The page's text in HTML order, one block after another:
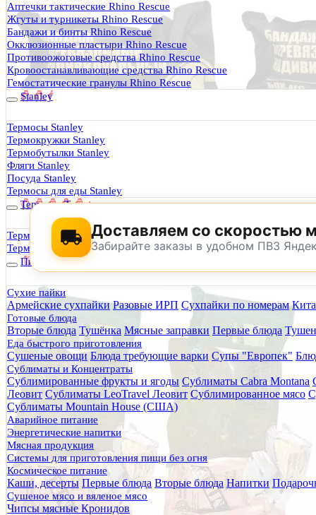
Аптечки тактические Rhino Rescue
Жгуты и турникеты Rhino Rescue
Бандажи и бинты Rhino Rescue
Окклюзионные пластыри Rhino Rescue
Противоожоговые средства Rhino Rescue
Кровоостанавливающие средства Rhino Rescue
Гемостатические гранулы Rhino Rescue
Stanley
Термосы Stanley
Термокружки Stanley
Термобутылки Stanley
Фляги Stanley
Посуда Stanley
Термосы для еды Stanley
Термосы Tyeso
Термокружки Tyeso
Термобутылки Tyeso
Питание
Сухие пайки
Армейские сухпайки Разовые ИРП Сухпайки по номерам
Готовые блюда
Вторые блюда Тушёнка Мясные заправки Первые блюда
Еда быстрого приготовления
Сушеные овощи Блюда требующие варки Супы "Европек"
Сублиматы и Концентраты
Сублимированные фрукты и ягоды Сублиматы Cabra Montana
Леовит Сублиматы LeoTravel Леовит Сублимированное мясо
Сублиматы Mountain House (США)
Аварийное питание
Энергетические напитки
Мясная продукция
Системы для приготовления пищи без огня
Космическое питание
Каши, десерты Первые блюда Вторые блюда Напитки
Сушеное мясо и вяленое мясо
Чипсы мясные Кронидов
Тактическая медицина
Еда в дорогу
Термосы Stanley
Фильтры для воды
Оплата и доставка
Гарантия и возврат
Оптовикам
Контакты
Будь Готов.
0
Доставляем со скоростью
Забирайте заказы в удобном ПВЗ
По техническим причинам магазин не
Заранее корректируйте дату и время посещения магазина.
Главная
Каталог товаров
Медицина
Подразделы
Аптечки(137) Кровоостанавливающие
Ранозаживляющие средства
турникеты(92) Дыхательная реанимация (62)
Другие медицинские товары
(75)
Сортировать:
Выводить по:
Фильтры